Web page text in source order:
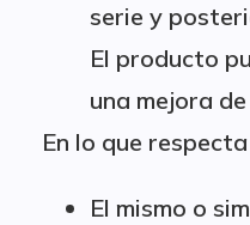
serie y
El producto
una mejora
En lo que
El mismo o